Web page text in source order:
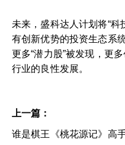
未来，盛科达人计划将“科
有创新优势的投资生态系
更多“潜力股”被发现，更
行业的良性发展。
上一篇：
谁是棋王《桃花源记》高